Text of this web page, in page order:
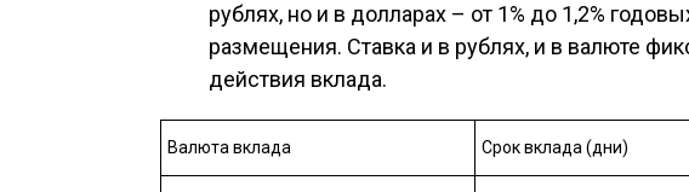
рублях, но и в долларах – от 1% до 1,2%
размещения. Ставка и в рублях, и в валюте
действия вклада.
Валюта вклада Срок вклада (дни)